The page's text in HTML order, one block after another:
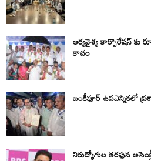
ఆర్యవైశ్య కార్పొరేషన్ కు
కాచం
బంకీపూర్ ఉపఎన్నికలో
నిరుద్యోగుల తరఫున